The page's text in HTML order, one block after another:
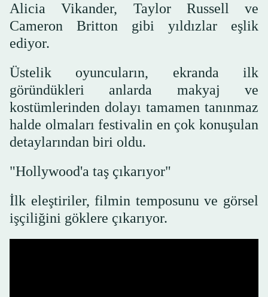
Alicia Vikander, Taylor Russell ve
Cameron Britton gibi yıldızlar eşlik
ediyor.
Üstelik oyuncuların, ekranda ilk
göründükleri anlarda makyaj ve
kostümlerinden dolayı tamamen tanınmaz
halde olmaları festivalin en çok konuşulan
detaylarından biri oldu.
"Hollywood'a taş çıkarıyor"
İlk eleştiriler, filmin temposunu ve görsel
işçiliğini göklere çıkarıyor.